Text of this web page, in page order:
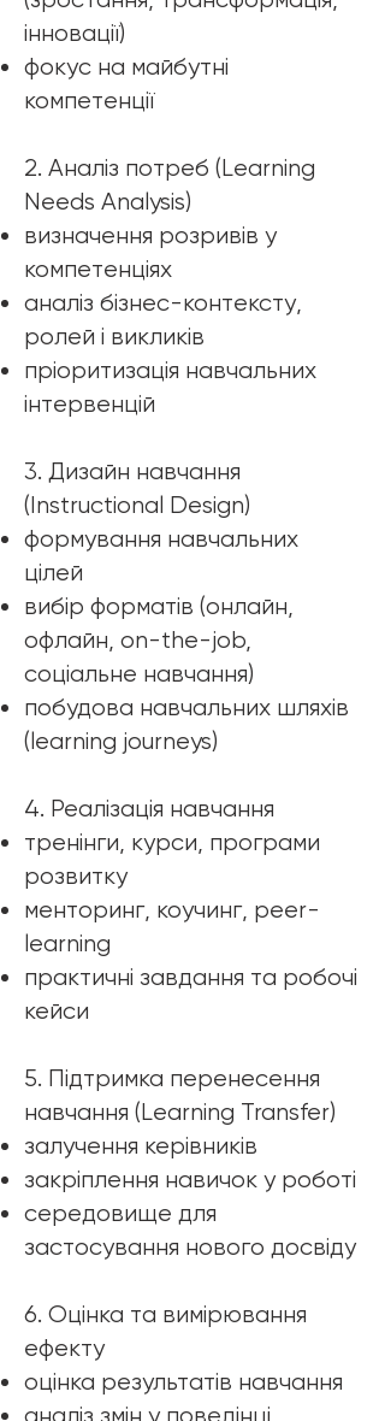
інновації)
фокус на майбутні
компетенції
2. Аналіз потреб (Learning
Needs Analysis)
визначення розривів у
компетенціях
аналіз бізнес-контексту,
ролей і викликів
пріоритизація навчальних
інтервенцій
3. Дизайн навчання
(Instructional Design)
формування навчальних
цілей
вибір форматів (онлайн,
офлайн, on-the-job,
соціальне навчання)
побудова навчальних шляхів
(learning journeys)
4. Реалізація навчання
тренінги, курси, програми
розвитку
менторинг, коучинг, peer-
learning
практичні завдання та робочі
кейси
5. Підтримка перенесення
навчання (Learning Transfer)
залучення керівників
закріплення навичок у роботі
середовище для
застосування нового досвіду
6. Оцінка та вимірювання
ефекту
оцінка результатів навчання